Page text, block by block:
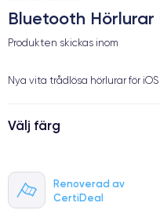
Bluetooth Hörlurar
Produkten skickas inom
Nya vita trådlösa hörlurar för
Renoverad av
CertiDeal
Välj färg